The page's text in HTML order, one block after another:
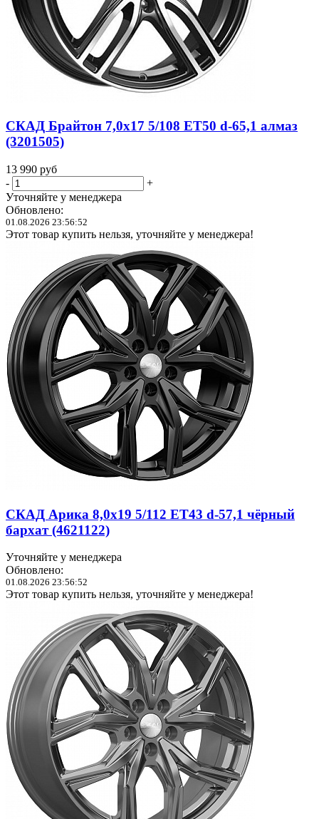
СКАД Брайтон 7,0x17 5/108 ET50 d-65,1 алмаз
(3201505)
13 990 руб
-
+
Уточняйте у менеджера
Обновлено:
01.08.2026 23:56:52
Этот товар купить нельзя, уточняйте у менеджера!
СКАД Арика 8,0x19 5/112 ET43 d-57,1 чёрный
бархат (4621122)
Уточняйте у менеджера
Обновлено:
01.08.2026 23:56:52
Этот товар купить нельзя, уточняйте у менеджера!